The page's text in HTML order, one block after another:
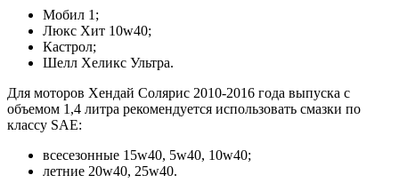
Мобил 1;
Люкс Хит 10w40;
Кастрол;
Шелл Хеликс Ультра.
Для моторов Хендай Солярис 2010-2016 года выпуска с
объемом 1,4 литра рекомендуется использовать смазки по
классу SAE:
всесезонные 15w40, 5w40, 10w40;
летние 20w40, 25w40.